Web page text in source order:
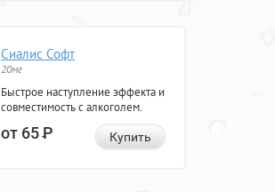
Сиалис Софт
20мг
Быстрое наступление эффекта и
совместимость с алкоголем.
от 65Р Купить